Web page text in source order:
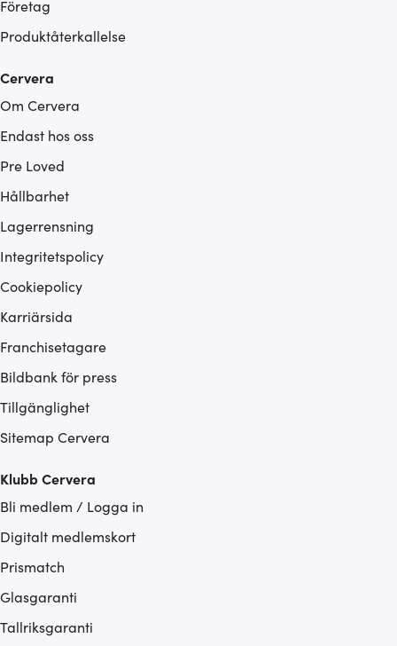
Företag
Produktåterkallelse
Cervera
Om Cervera
Endast hos oss
Pre Loved
Hållbarhet
Lagerrensning
Integritetspolicy
Cookiepolicy
Karriärsida
Franchisetagare
Bildbank för press
Tillgänglighet
Sitemap Cervera
Klubb Cervera
Bli medlem / Logga in
Digitalt medlemskort
Prismatch
Glasgaranti
Tallriksgaranti